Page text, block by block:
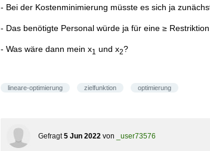
- Bei der Kostenminimierung müsste es sich ja
- Das benötigte Personal würde ja für eine ≥
- Was wäre dann mein x1 und x2?
lineare-optimierung zielfunktion optimierung
Gefragt 5 Jun 2022 von _user73576